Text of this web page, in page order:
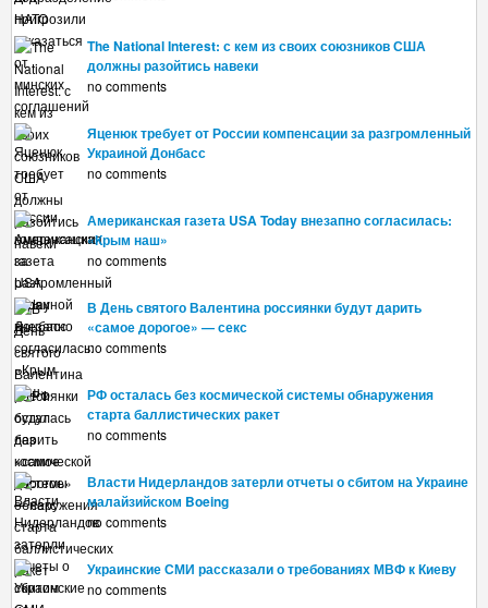
The National Interest: с кем из своих союзников США
должны разойтись навеки
no comments
Яценюк требует от России компенсации за разгромленный
Украиной Донбасс
no comments
Американская газета USA Today внезапно согласилась:
«Крым наш»
no comments
В День святого Валентина россиянки будут дарить
«самое дорогое» — секс
no comments
РФ осталась без космической системы обнаружения
старта баллистических ракет
no comments
Власти Нидерландов затерли отчеты о сбитом на Украине
малайзийском Boeing
no comments
Украинские СМИ рассказали о требованиях МВФ к Киеву
no comments